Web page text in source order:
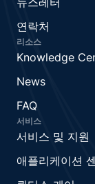
연락처
리소스
Knowledge
News
FAQ
서비스
서비스 및 지원
애플리케이션